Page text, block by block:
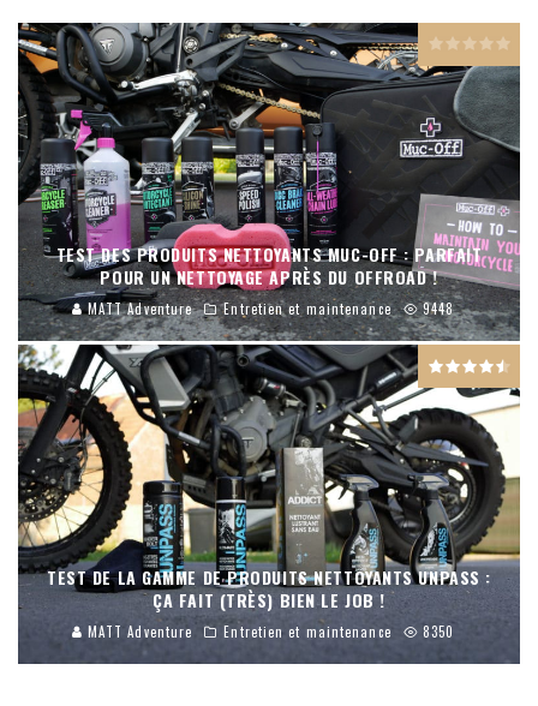
TEST DES PRODUITS NETTOYANTS MUC-OFF : PARFAIT
POUR UN NETTOYAGE APRÈS DU OFFROAD !
MATT Adventure Entretien et maintenance 9448
TEST DE LA GAMME DE PRODUITS NETTOYANTS UNPASS :
ÇA FAIT (TRÈS) BIEN LE JOB !
MATT Adventure Entretien et maintenance 8350